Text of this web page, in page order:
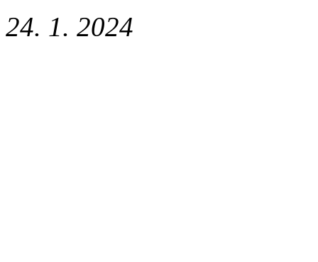
24. 1. 2024